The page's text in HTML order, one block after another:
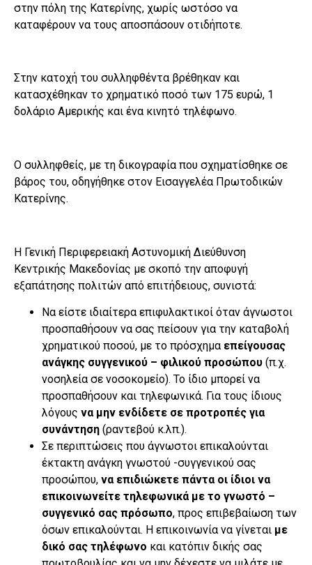
στην πόλη της Κατερίνης, χωρίς ωστόσο να
καταφέρουν να τους αποσπάσουν οτιδήποτε.
Στην κατοχή του συλληφθέντα βρέθηκαν και
κατασχέθηκαν το χρηματικό ποσό των 175 ευρώ, 1
δολάριο Αμερικής και ένα κινητό τηλέφωνο.
Ο συλληφθείς, με τη δικογραφία που σχηματίσθηκε σε
βάρος του, οδηγήθηκε στον Εισαγγελέα Πρωτοδικών
Κατερίνης.
Η Γενική Περιφερειακή Αστυνομική Διεύθυνση
Κεντρικής Μακεδονίας με σκοπό την αποφυγή
εξαπάτησης πολιτών από επιτήδειους, συνιστά:
Να είστε ιδιαίτερα επιφυλακτικοί όταν άγνωστοι
προσπαθήσουν να σας πείσουν για την καταβολή
χρηματικού ποσού, με το πρόσχημα επείγουσας
ανάγκης συγγενικού – φιλικού προσώπου (π.χ.
νοσηλεία σε νοσοκομείο). Το ίδιο μπορεί να
προσπαθήσουν και τηλεφωνικά. Για τους ίδιους
λόγους να μην ενδίδετε σε προτροπές για
συνάντηση (ραντεβού κ.λπ.).
Σε περιπτώσεις που άγνωστοι επικαλούνται
έκτακτη ανάγκη γνωστού -συγγενικού σας
προσώπου, να επιδιώκετε πάντα οι ίδιοι να
επικοινωνείτε τηλεφωνικά με το γνωστό –
συγγενικό σας πρόσωπο, προς επιβεβαίωση των
όσων επικαλούνται. Η επικοινωνία να γίνεται με
δικό σας τηλέφωνο και κατόπιν δικής σας